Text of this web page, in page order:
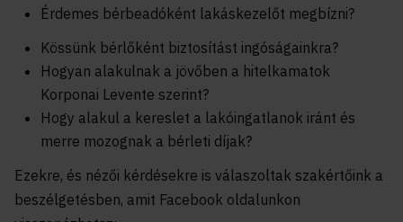
Érdemes bérbeadóként lakáskezelőt megbízni?
Kössünk bérlőként biztosítást ingóságainkra?
Hogyan alakulnak a jövőben a hitelkamatok
Korponai Levente szerint?
Hogy alakul a kereslet a lakóingatlanok iránt és
merre mozognak a bérleti díjak?
Ezekre, és nézői kérdésekre is válaszoltak szakértőink a
beszélgetésben, amit Facebook oldalunkon